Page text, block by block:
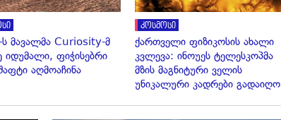
ს მავალმა Curiosity-მ
იდუმალი, ფიჭისებრი
აღმოაჩინა
კოსმოსი
ქართველი ფიზიკოსის ახალი
კვლევა: ინოუეს ტელესკოპმა
მზის მაგნიტური ველის
უნიკალური კადრები გადაიღო